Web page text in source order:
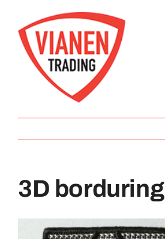
naar
inhoud
Buttons
Pins
Emblemen
3D borduring